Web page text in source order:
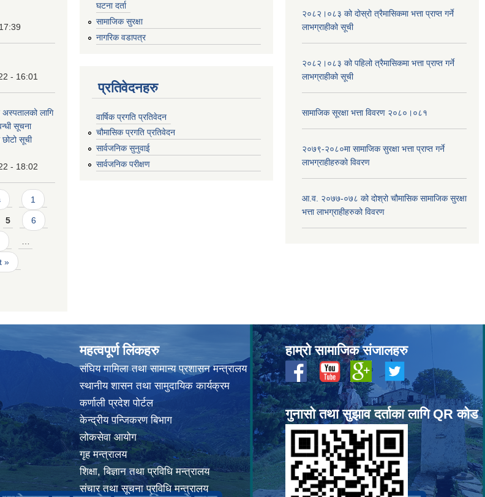
- 16:01
अस्पतालको लागि
सूचना
सूची
- 18:02
1
5 6
»
घटना दर्ता
सामाजिक सुरक्षा
नागरिक वडापत्र
प्रतिवेदनहरु
वार्षिक प्रगति प्रतिवेदन
चौमासिक प्रगति प्रतिवेदन
सार्वजनिक सुनुवाई
सार्वजनिक परीक्षण
२०८२।०८३ को दोस्रो त्रैमासिकमा भत्ता प्राप्‍त गर्ने
लाभग्राहीको सूची
२०८२।०८३ को पहिलो त्रैमासिकमा भत्ता प्राप्‍त गर्ने
लाभग्राहीको सूची
सामाजिक सूरक्षा भत्ता विवरण २०८०।०८१
२०७९-२०८०मा सामाजिक सुरक्षा भत्ता प्राप्त गर्ने
लाभग्राहीहरुको विवरण
आ.व. २०७७-०७८ को दोश्रो चौमासिक सामाजिक सुरक्षा
भत्ता लाभग्राहीहरुको विवरण
महत्वपूर्ण लिंकहरु
संघिय मामिला तथा सामान्य प्रशासन मन्त्रालय
स्थानीय शासन तथा सामुदायिक कार्यक्रम
कर्णाली प्रदेश पोर्टल
केन्द्रीय पन्जिकरण बिभाग
लोकसेवा आयोग
गृह मन्त्रालय
शिक्षा, बिज्ञान तथा प्रविधि मन्त्रालय
संचार तथा सूचना प्रविधि मन्त्रालय
हाम्रो सामाजिक संजालहरु
गुनासो तथा सुझाव दर्ताका लागि QR कोड